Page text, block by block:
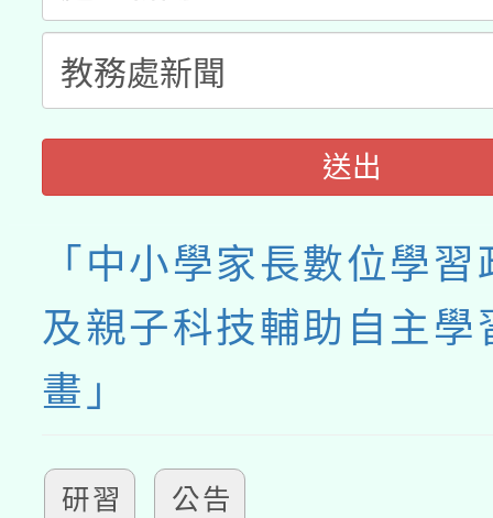
送出
「中小學家長數位學
及親子科技輔助自主學
畫」
研習 公告